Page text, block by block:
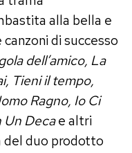
alla bella e
di successo
dell’amico, La
Tieni il tempo,
Ragno, Io Ci
Decae altri
del duo prodotto